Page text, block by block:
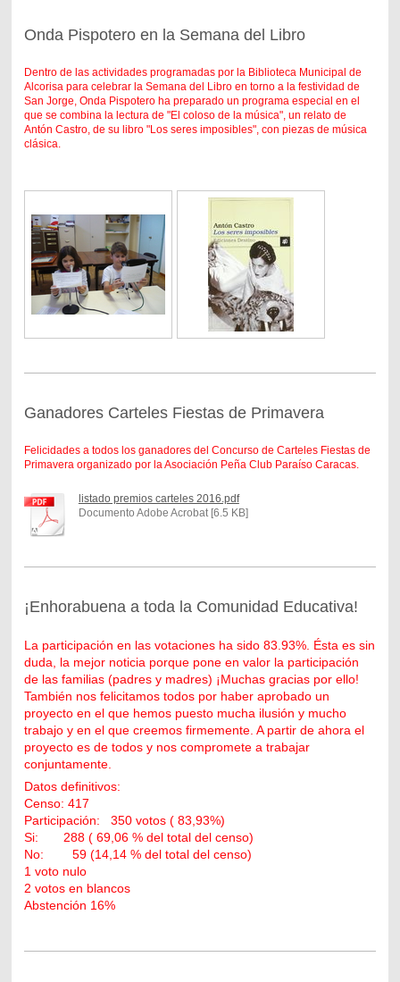
Onda Pispotero en la Semana del Libro
Dentro de las actividades programadas por la Biblioteca Municipal de
Alcorisa para celebrar la Semana del Libro en torno a la festividad de
San Jorge, Onda Pispotero ha preparado un programa especial en el
que se combina la lectura de "El coloso de la música", un relato de
Antón Castro, de su libro "Los seres imposibles", con piezas de música
clásica.
Ganadores Carteles Fiestas de Primavera
Felicidades a todos los ganadores del Concurso de Carteles Fiestas de
Primavera organizado por la Asociación Peña Club Paraíso Caracas.
listado premios carteles 2016.pdf
Documento Adobe Acrobat [6.5 KB]
¡Enhorabuena a toda la Comunidad Educativa!
La participación en las votaciones ha sido 83.93%. Ésta es sin
duda, la mejor noticia porque pone en valor la participación
de las familias (padres y madres) ¡Muchas gracias por ello!
También nos felicitamos todos por haber aprobado un
proyecto en el que hemos puesto mucha ilusión y mucho
trabajo y en el que creemos firmemente. A partir de ahora el
proyecto es de todos y nos compromete a trabajar
conjuntamente.
Datos definitivos:
Censo: 417
Participación: 350 votos ( 83,93%)
Si: 288 ( 69,06 % del total del censo)
No: 59 (14,14 % del total del censo)
1 voto nulo
2 votos en blancos
Abstención 16%